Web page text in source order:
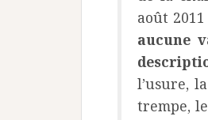
août 2011
aucune
l’usure,
trempe,